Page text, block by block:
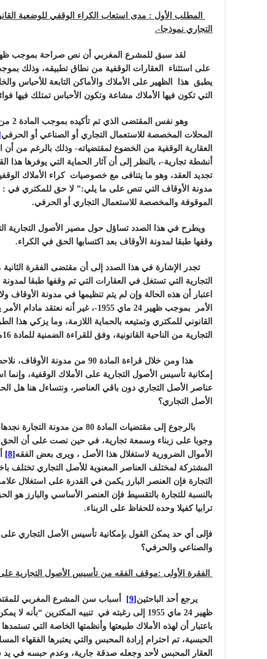
المطلب الأول : مدى استعاب الكراء الوقفي للوضعية
التجاري نموذجا-.
لقد سبق للمشرع المغربي أن نص صراحة بموجب ظهير 24
على استثناء العقارات الوقفية من نطاق تطبيقه، وذلك
يطبق هذا الظهير على الأملاك والأماكن التابعة للأحباس
التي تكون فيها الأملاك مشاعة وتكون الأحباس تمتلك فيها
وهو نفس المقتضى الذي تم تأكيده بموجب المادة 2 من قانون 49-16
المحلات المخصصة للاستعمال التجاري أو الصناعي أو الحرفي
العقارية الوقفية من الخضوع لمقتضياته- وذلك بالرغم من أن
أنشطة تجارية-، بالنظر إلى أن آثار الحماية التي يوفرها
مدونة الأوقاف التي تنص على ما يلي:” لا حق للمكتري في
الموقوفة والمخصصة للاستعمال التجاري أو الحرفي.
ويطرح في هذا الصدد تساؤل حول مصير الأصول التجارية
وقفها طبقا لمدونة الأوقاف بعد اكتسابها الحق في الكراء.
التجارية التي تستغل في العقارات التي تم وقفها طبقا
الأمر بموجب ظهير 24 ماي 1955-، غير
القانوني للمكتري وتمتيعه بالحماية اللازمة، وما يزكي
التجارية من الناحية القانونية، وفق للقراءة الضمنية للمادة 16من مدونة الأوقاف.
هذا ومن خلال قراءة المادة 90
إمكانية تأسيس الأصول التجارية على الأملاك الوقفية،
عناصر الأصل التجاري دون باقي العناصر، ونتساءل هنا هل
الأصل التجاري؟
بالرجوع إلى مقتضيات المادة 80
وجوبا على زبناء وسمعة تجارية، في حين نصت على أن
الأموال الضرورية لاستغلال هذا الأصل ، ويرى بعض الفقه [8]
المشتركة لمختلف العناصر المعنوية للأصل التجاري تختلف
التجارة فإن العنصر البارز يكمن في القدرة على استغلال
بالنسبة للتجارة بالتقسيط فإن العنصر الأساسي والبارز هو
ترابيا كفيلا وحده للحفاظ على الزبناء.
فإلى أي حد يمكن القول بإمكانية تأسيس الأصل التجاري على
والصناعي والحرفي؟
الفقرة الأولى :موقف الفقه من تأسيس الأصول التجارية على
يرجع أحد الباحثين [9]
أسباب سن المشرع المغربي
ظهير 24 ماي 1955 إلى رغبته في تنبيه المكترين
باعتبار أن لهذه الأملاك طبيعتها وأنظمتها الخاصة التي
الحبسية، تم احترام إرادة المحبس والتي يعتبرها الفقهاء
العقار المحبس لأحد وجعله صدقة جارية، وعدم حبسه في